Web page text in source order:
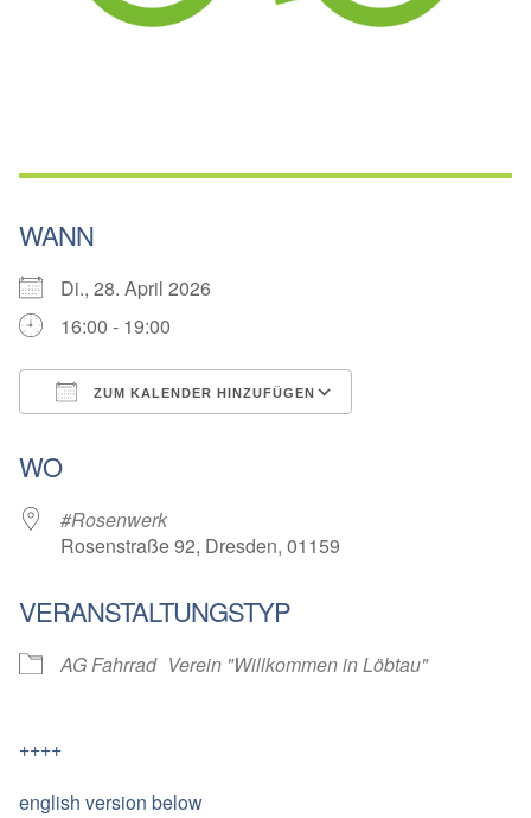
WANN
Di., 28. April 2026
16:00 - 19:00
ZUM KALENDER HINZUFÜGEN
WO
#Rosenwerk
Rosenstraße 92, Dresden, 01159
VERANSTALTUNGSTYP
AG Fahrrad Verein "Willkommen in Löbtau"
++++
english version below